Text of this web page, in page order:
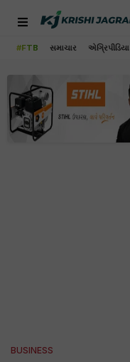
#FTB સમાચાર એગ્રિપીડિયા
BUSINESS